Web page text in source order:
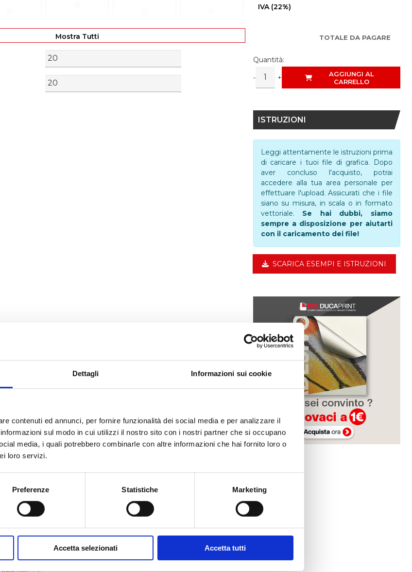
Dettagli Informazioni sui cookie
contenuti ed annunci, per fornire funzionalità dei social media e per analizzare il
sul modo in cui utilizzi il nostro sito con i nostri partner che si occupano
media, i quali potrebbero combinarle con altre informazioni che hai fornito loro o
loro servizi.
Preferenze Statistiche Marketing
Accetta selezionati Accetta tutti
Mostra Tutti
IVA (22%)
TOTALE DA PAGARE
Quantità:
- +
AGGIUNGI AL
CARRELLO
ISTRUZIONI
Leggi attentamente le istruzioni prima
di caricare i tuoi file di grafica. Dopo
aver concluso l'acquisto, potrai
accedere alla tua area personale per
effettuare l'upload. Assicurati che i file
siano su misura, in scala o in formato
vettoriale. Se hai dubbi, siamo
sempre a disposizione per aiutarti
con il caricamento dei file!
SCARICA ESEMPI E ISTRUZIONI